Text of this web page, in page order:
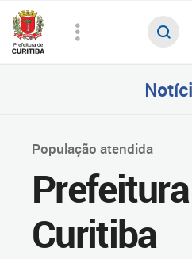
População atendida
Curitiba